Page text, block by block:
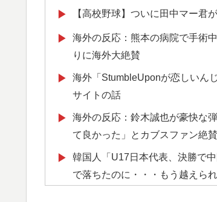
▶ 【高校野球】ついに田中マー君
▶
海外の反応：熊本の病院で手術
りに海外大絶賛
▶
海外「StumbleUponが恋しいん
サイトの話
▶
海外の反応：鈴木誠也が豪快な
て良かった」とカブスファン絶賛
▶
韓国人「U17日本代表、決勝で
で落ちたのに・・・もう越えら